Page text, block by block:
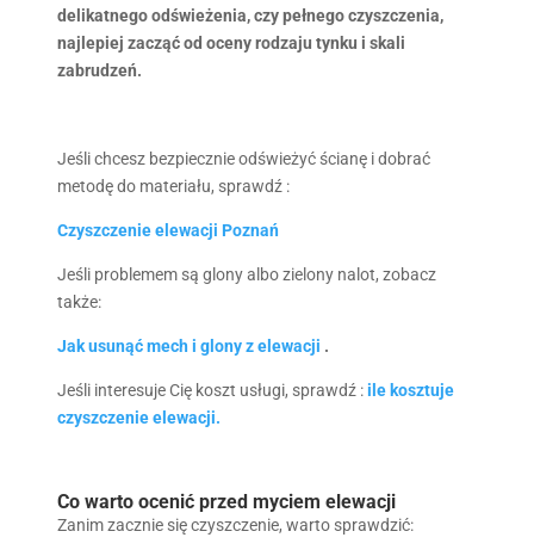
delikatnego odświeżenia, czy pełnego czyszczenia,
najlepiej zacząć od oceny rodzaju tynku i skali
zabrudzeń.
Jeśli chcesz bezpiecznie odświeżyć ścianę i dobrać
metodę do materiału, sprawdź :
Czyszczenie elewacji Poznań
Jeśli problemem są glony albo zielony nalot, zobacz
także:
Jak usunąć mech i glony z elewacji .
Jeśli interesuje Cię koszt usługi, sprawdź :ile kosztuje
czyszczenie elewacji.
Co warto ocenić przed myciem elewacji
Zanim zacznie się czyszczenie, warto sprawdzić: